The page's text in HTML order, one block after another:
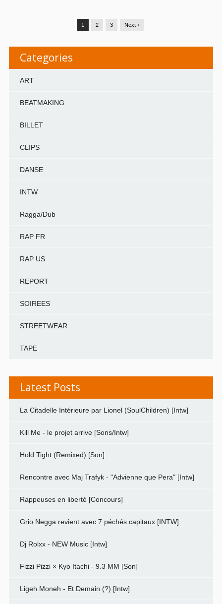
1 2 3 Next ›
Categories
ART
BEATMAKING
BILLET
CLIPS
DANSE
INTW
Ragga/Dub
RAP FR
RAP US
REPORT
SOIREES
STREETWEAR
TAPE
Latest Posts
La Citadelle Intérieure par Lionel (SoulChildren) [Intw]
Kill Me - le projet arrive [Sons/Intw]
Hold Tight (Remixed) [Son]
Rencontre avec Maj Trafyk - "Advienne que Pera" [Intw]
Rappeuses en liberté [Concours]
Grio Negga revient avec 7 péchés capitaux [INTW]
Dj Rolxx - NEW Music [Intw]
Fizzi Pizzi × Kyo Itachi - 9.3 MM [Son]
Ligeh Moneh - Et Demain (?) [Intw]